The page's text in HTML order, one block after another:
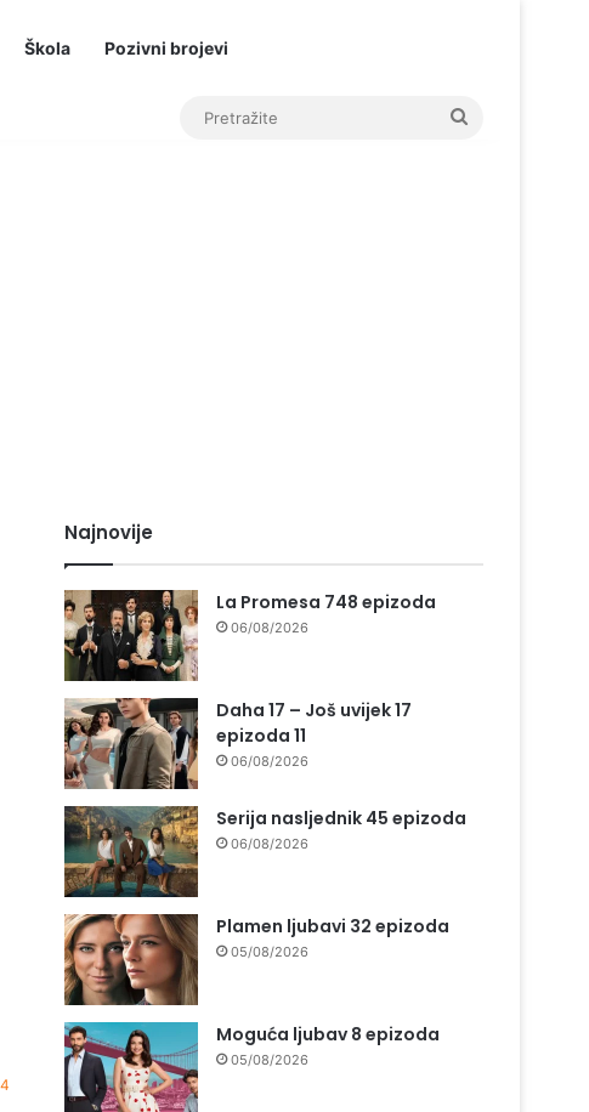
Škola Pozivni brojevi
Najnovije
La Promesa 748 epizoda
06/08/2026
Daha 17 – Još uvijek 17
epizoda 11
06/08/2026
Serija nasljednik 45 epizoda
06/08/2026
Plamen ljubavi 32 epizoda
05/08/2026
Moguća ljubav 8 epizoda
05/08/2026